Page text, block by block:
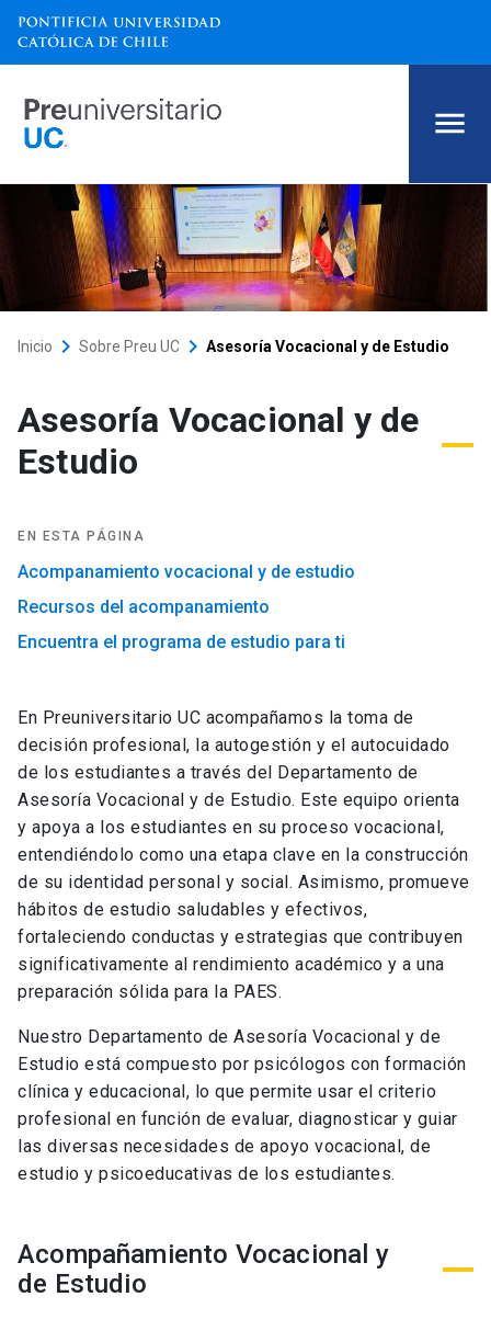
Asesoría Vocacional y de
Inicio keyboard_arrow_right Sobre Preu UC keyboard_arrow_right Asesoría Vocacional y de Estudio
Asesoría Vocacional y de
Estudio
En Preuniversitario UC acompañamos la toma de
decisión profesional, la autogestión y el autocuidado
de los estudiantes a través del Departamento de
Asesoría Vocacional y de Estudio. Este equipo orienta
y apoya a los estudiantes en su proceso vocacional,
entendiéndolo como una etapa clave en la construcción
de su identidad personal y social. Asimismo, promueve
hábitos de estudio saludables y efectivos,
fortaleciendo conductas y estrategias que contribuyen
significativamente al rendimiento académico y a una
preparación sólida para la PAES.
Nuestro Departamento de Asesoría Vocacional y de
Estudio está compuesto por psicólogos con formación
clínica y educacional, lo que permite usar el criterio
profesional en función de evaluar, diagnosticar y guiar
las diversas necesidades de apoyo vocacional, de
estudio y psicoeducativas de los estudiantes.
Acompañamiento Vocacional y
de Estudio
EN ESTA PÁGINA
Acompanamiento vocacional y de estudio
Recursos del acompanamiento
Encuentra el programa de estudio para ti